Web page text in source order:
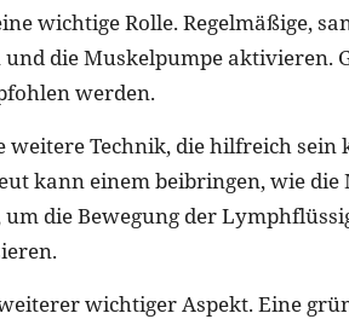
wichtige Rolle. Regelmäßige,
die Muskelpumpe aktivieren.
werden.
weitere Technik, die hilfreich sein
kann einem beibringen, wie die
die Bewegung der
wichtiger Aspekt. Eine